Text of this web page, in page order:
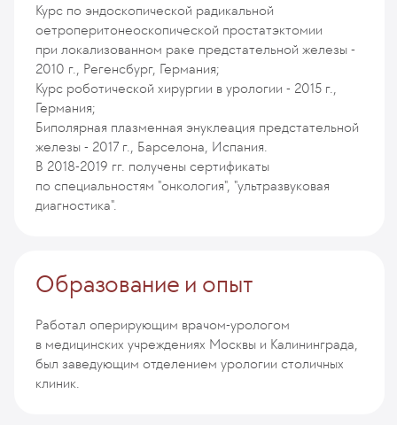
Курс по эндоскопической радикальной
оетроперитонеоскопической простатэктомии
при локализованном раке предстательной железы -
2010 г., Регенсбург, Германия;
Курс роботической хирургии в урологии - 2015 г.,
Германия;
Биполярная плазменная энуклеация предстательной
железы - 2017 г., Барселона, Испания.
В 2018-2019 гг. получены сертификаты
по специальностям "онкология", "ультразвуковая
диагностика".
Образование и опыт
Работал оперирующим врачом-урологом
в медицинских учреждениях Москвы и Калининграда,
был заведующим отделением урологии столичных
клиник.